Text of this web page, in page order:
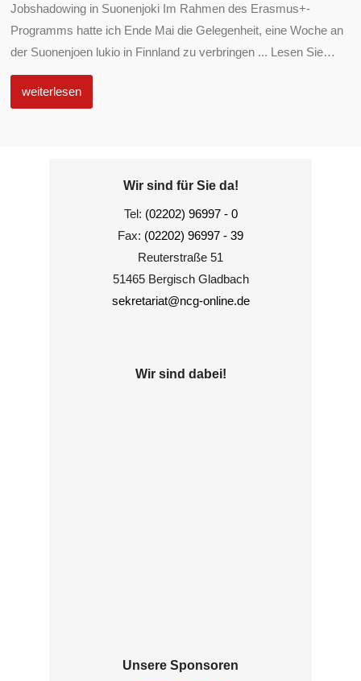
Jobshadowing in Suonenjoki Im Rahmen des Erasmus+-
Programms hatte ich Ende Mai die Gelegenheit, eine Woche an
der Suonenjoen lukio in Finnland zu verbringen ... Lesen Sie…
weiterlesen
Wir sind für Sie da!
Tel: (02202) 96997 - 0
Fax: (02202) 96997 - 39
Reuterstraße 51
51465 Bergisch Gladbach
sekretariat@ncg-online.de
Wir sind dabei!
Unsere Sponsoren